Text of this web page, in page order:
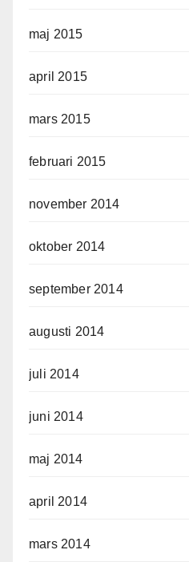
maj 2015
april 2015
mars 2015
februari 2015
november 2014
oktober 2014
september 2014
augusti 2014
juli 2014
juni 2014
maj 2014
april 2014
mars 2014